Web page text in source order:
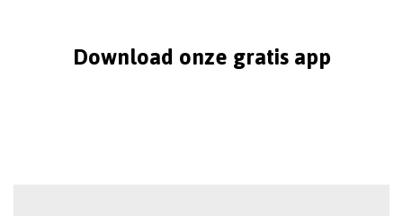
Download onze gratis app